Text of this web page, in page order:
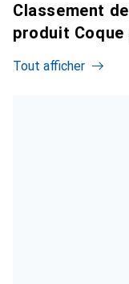
Classement
produit
Tout afficher